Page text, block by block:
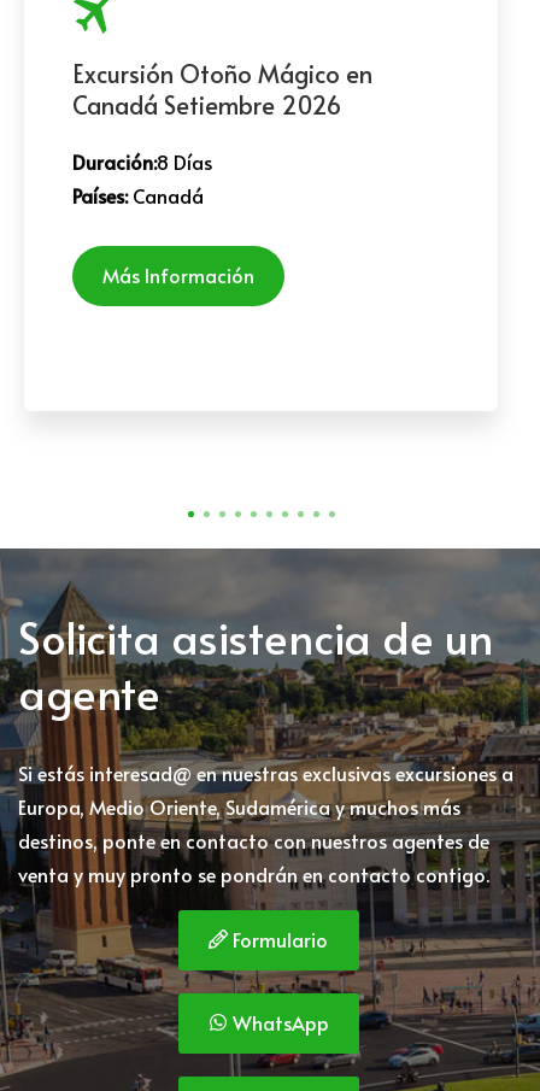
Excursión Otoño Mágico en
Canadá Setiembre 2026
Duración:8 Días
Países:Canadá
Más Información
Solicita asistencia de un
agente
Si estás interesad@ en nuestras exclusivas excursiones a
Europa, Medio Oriente, Sudamérica y muchos más
destinos, ponte en contacto con nuestros agentes de
venta y muy pronto se pondrán en contacto contigo.
Formulario
WhatsApp